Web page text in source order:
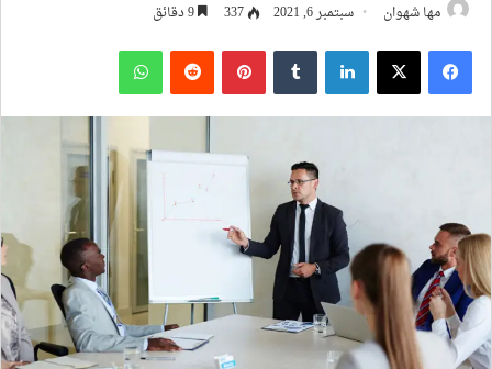
مها شهوان سبتمبر 6, 2021 337
فيسبوك ‫X لينكدإن بينتيريست واتساب